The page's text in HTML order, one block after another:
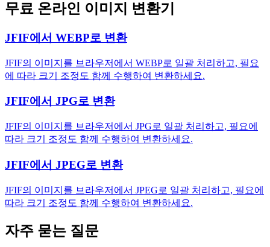
무료 온라인 이미지 변환기
JFIF에서 WEBP로 변환
JFIF의 이미지를 브라우저에서 WEBP로 일괄 처리하고, 필요
에 따라 크기 조정도 함께 수행하여 변환하세요.
JFIF에서 JPG로 변환
JFIF의 이미지를 브라우저에서 JPG로 일괄 처리하고, 필요에
따라 크기 조정도 함께 수행하여 변환하세요.
JFIF에서 JPEG로 변환
JFIF의 이미지를 브라우저에서 JPEG로 일괄 처리하고, 필요에
따라 크기 조정도 함께 수행하여 변환하세요.
자주 묻는 질문